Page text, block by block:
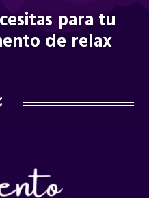
para tu
de relax